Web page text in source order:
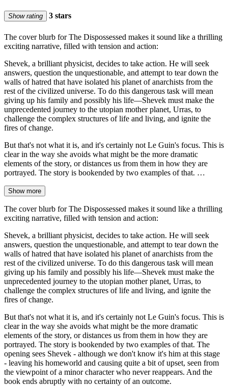
Show rating 3 stars
The cover blurb for The Dispossessed makes it sound like a thrilling
exciting narrative, filled with tension and action:
Shevek, a brilliant physicist, decides to take action. He will seek
answers, question the unquestionable, and attempt to tear down the
walls of hatred that have isolated his planet of anarchists from the
rest of the civilized universe. To do this dangerous task will mean
giving up his family and possibly his life—Shevek must make the
unprecedented journey to the utopian mother planet, Urras, to
challenge the complex structures of life and living, and ignite the
fires of change.
But that's not what it is, and it's certainly not Le Guin's focus. This is
clear in the way she avoids what might be the more dramatic
elements of the story, or distances us from them in how they are
portrayed. The story is bookended by two examples of that. …
Show more
The cover blurb for The Dispossessed makes it sound like a thrilling
exciting narrative, filled with tension and action:
Shevek, a brilliant physicist, decides to take action. He will seek
answers, question the unquestionable, and attempt to tear down the
walls of hatred that have isolated his planet of anarchists from the
rest of the civilized universe. To do this dangerous task will mean
giving up his family and possibly his life—Shevek must make the
unprecedented journey to the utopian mother planet, Urras, to
challenge the complex structures of life and living, and ignite the
fires of change.
But that's not what it is, and it's certainly not Le Guin's focus. This is
clear in the way she avoids what might be the more dramatic
elements of the story, or distances us from them in how they are
portrayed. The story is bookended by two examples of that. The
opening sees Shevek - although we don't know it's him at this stage
- leaving his homeworld and causing quite a bit of upset, seen from
the viewpoint of a minor character who never reappears. And the
book ends abruptly with no certainty of an outcome.